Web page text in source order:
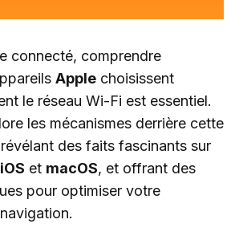
connecté, comprendre
Apple choisissent
le réseau Wi-Fi est essentiel.
les mécanismes derrière cette
des faits fascinants sur
iOS et macOS, et offrant des
pour optimiser votre